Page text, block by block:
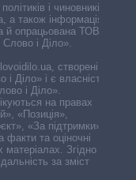
і чиновників,
а також інформація про
й опрацьована ТОВ «ІА
і Діло».
створені ГО
Діло» і є власністю
і Діло».
на правах
«Позиція»,
«За підтримки».
факти та оціночні
Згідно з
за зміст